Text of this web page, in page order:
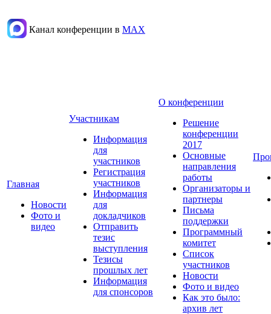
Канал конференции в МАХ
Главная
Новости
Фото и
видео
Участникам
Информация
для
участников
Регистрация
участников
Информация
для
докладчиков
Отправить
тезис
выступления
Тезисы
прошлых лет
Информация
для спонсоров
О конференции
Решение
конференции
2017
Основные
направления
работы
Организаторы и
партнеры
Письма
поддержки
Программный
комитет
Список
участников
Новости
Фото и видео
Как это было:
архив лет